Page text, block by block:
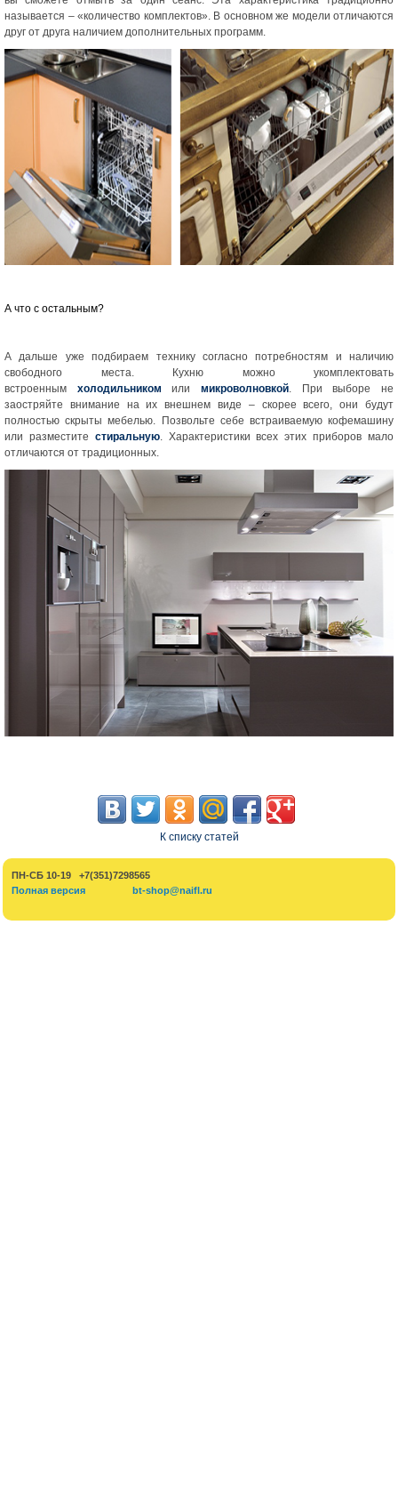
называется – «количество комплектов». В основном же модели отличаются
друг от друга наличием дополнительных программ.
А что с остальным?
А дальше уже подбираем технику согласно потребностям и наличию
свободного места. Кухню можно укомплектовать
встроенным холодильником илимикроволновкой. При выборе не
заостряйте внимание на их внешнем виде – скорее всего, они будут
полностью скрыты мебелью. Позвольте себе встраиваемую кофемашину
или разместите стиральную. Характеристики всех этих приборов мало
отличаются от традиционных.
К списку статей
ПН-СБ 10-19 +7(351)7298565
Полная версия
bt-shop@naifl.ru